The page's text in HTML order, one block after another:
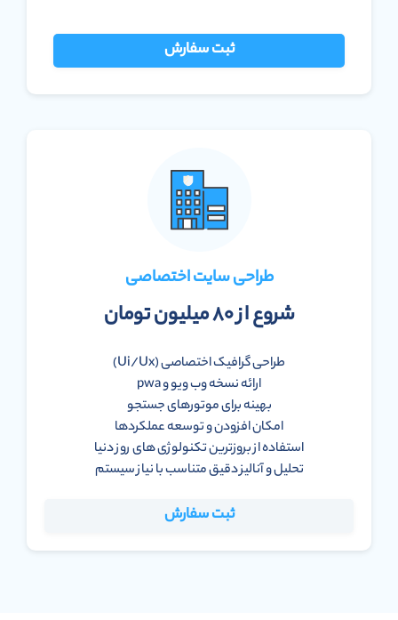
ثبت سفارش
طراحی سایت اختصاصی
شروع از ۸۰ میلیون تومان
طراحی گرافیک اختصاصی (Ui/Ux)
ارائه نسخه وب ویو و pwa
بهینه برای موتورهای جستجو
امکان افزودن و توسعه عملکردها
استفاده از بروزترین تکنولوژی های روز دنیا
تحلیل و آنالیز دقیق متناسب با نیاز سیستم
ثبت سفارش